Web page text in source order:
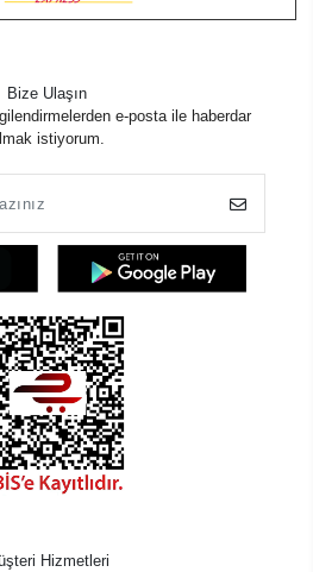
Bize Ulaşın
e-posta ile haberdar
istiyorum.
Hizmetleri